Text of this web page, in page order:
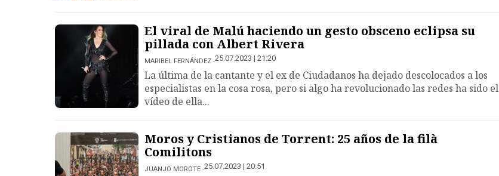
El viral de Malú haciendo un gesto obsceno eclipsa su
pillada con Albert Rivera
MARIBEL FERNÁNDEZ 25.07.2023 | 21:20
La última de la cantante y el ex de Ciudadanos ha dejado descolocados a los
especialistas en la cosa rosa, pero si algo ha revolucionado las redes ha sido el
vídeo de ella...
Moros y Cristianos de Torrent: 25 años de la filà
Comilitons
JUANJO MOROTE 25.07.2023 | 20:51